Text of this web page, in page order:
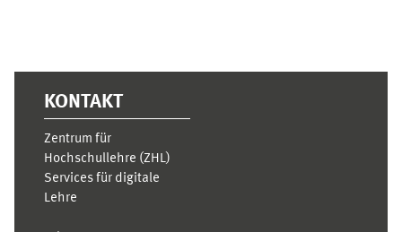
KONTAKT
Zentrum für
Hochschullehre (ZHL)
Services für digitale
Lehre